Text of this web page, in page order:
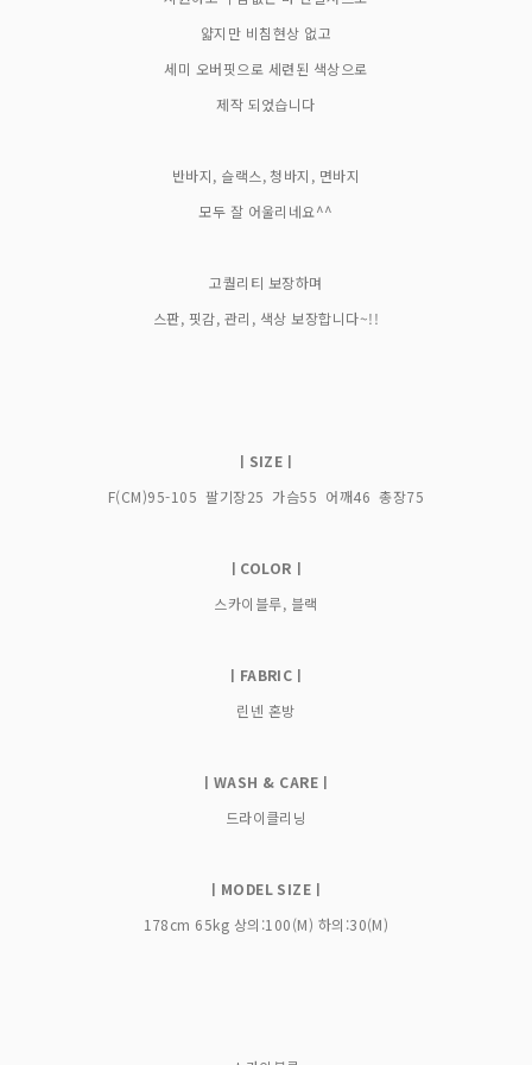
얇지만 비침현상 없고
세미 오버핏으로 세련된 색상으로
제작 되었습니다
반바지, 슬랙스, 청바지, 면바지
모두 잘 어울리네요^^
고퀄리티 보장하며
스판, 핏감, 관리, 색상 보장합니다~!!
ㅣSIZEㅣ
F(CM)95-105 팔기장25 가슴55 어깨46 총장75
ㅣCOLORㅣ
스카이블루, 블랙
ㅣFABRICㅣ
린넨 혼방
ㅣWASH & CAREㅣ
드라이클리닝
ㅣMODEL SIZEㅣ
178cm 65kg 상의:100(M) 하의:30(M)